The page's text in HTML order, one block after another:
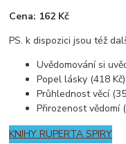
Cena: 162 Kč
PS. k dispozici jsou též
Uvědomování si
Popel lásky (418 Kč)
Průhlednost věcí
Přirozenost vědomí
KNIHY RUPERTA SPIRY